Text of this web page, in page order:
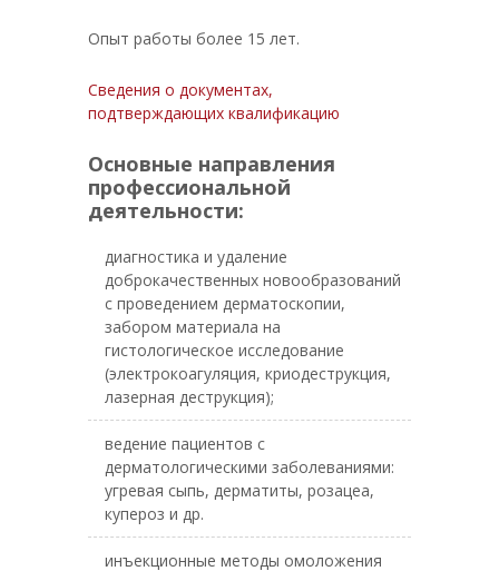
Опыт работы более 15 лет.
Сведения о документах,
подтверждающих квалификацию
Основные направления
профессиональной
деятельности:
диагностика и удаление
доброкачественных новообразований
с проведением дерматоскопии,
забором материала на
гистологическое исследование
(электрокоагуляция, криодеструкция,
лазерная деструкция);
ведение пациентов с
дерматологическими заболеваниями:
угревая сыпь, дерматиты, розацеа,
купероз и др.
инъекционные методы омоложения